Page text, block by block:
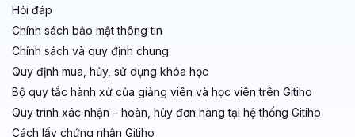
Hỏi đáp
Chính sách bảo mật thông tin
Chính sách và quy định chung
Quy định mua, hủy, sử dụng khóa học
Bộ quy tắc hành xử của giảng viên và học viên trên Gitiho
Quy trình xác nhận – hoàn, hủy đơn hàng tại hệ thống Gitiho
Cách lấy chứng nhận Gitiho